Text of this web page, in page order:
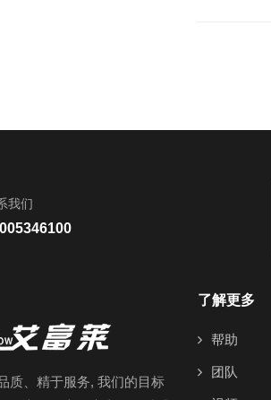
我们
质、精于服务, 我们的目标
了解更多
帮助
团队